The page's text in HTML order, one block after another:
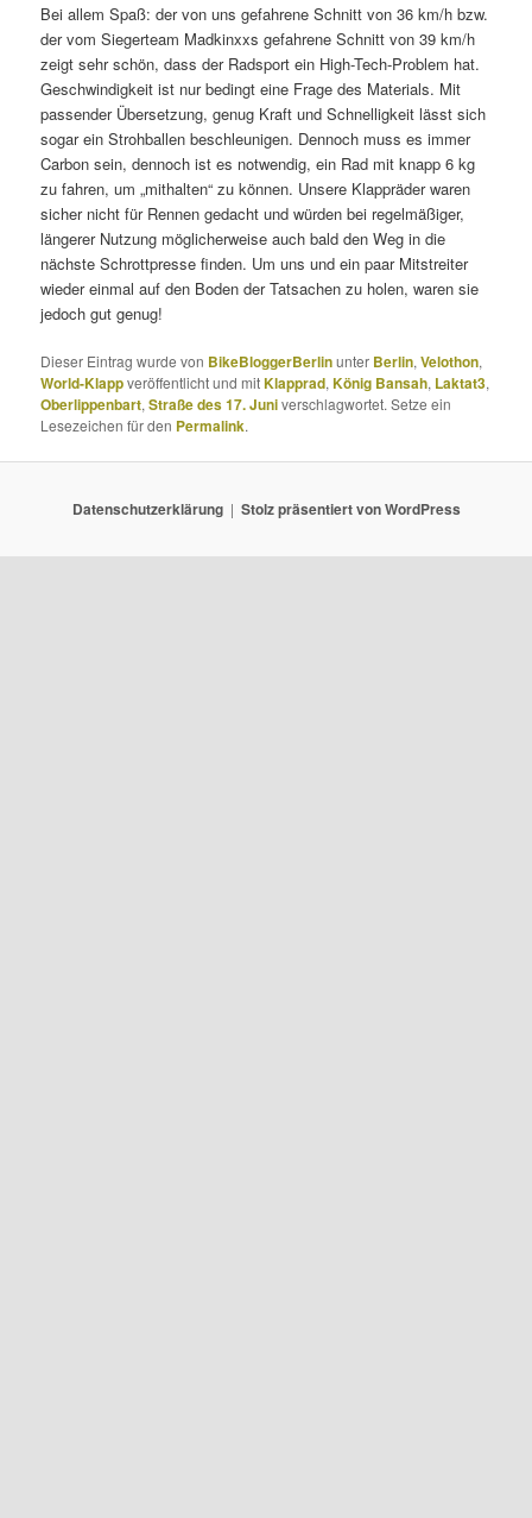
Bei allem Spaß: der von uns gefahrene Schnitt von 36 km/h bzw.
der vom Siegerteam Madkinxxs gefahrene Schnitt von 39 km/h
zeigt sehr schön, dass der Radsport ein High-Tech-Problem hat.
Geschwindigkeit ist nur bedingt eine Frage des Materials. Mit
passender Übersetzung, genug Kraft und Schnelligkeit lässt sich
sogar ein Strohballen beschleunigen. Dennoch muss es immer
Carbon sein, dennoch ist es notwendig, ein Rad mit knapp 6 kg
zu fahren, um „mithalten“ zu können. Unsere Klappräder waren
sicher nicht für Rennen gedacht und würden bei regelmäßiger,
längerer Nutzung möglicherweise auch bald den Weg in die
nächste Schrottpresse finden. Um uns und ein paar Mitstreiter
wieder einmal auf den Boden der Tatsachen zu holen, waren sie
jedoch gut genug!
Dieser Eintrag wurde von BikeBloggerBerlinunter Berlin,Velothon,
World-Klappveröffentlicht und mitKlapprad,König Bansah, Laktat3,
Oberlippenbart,Straße des 17. Juniverschlagwortet. Setze ein
Lesezeichen für den Permalink.
Datenschutzerklärung Stolz präsentiert von WordPress